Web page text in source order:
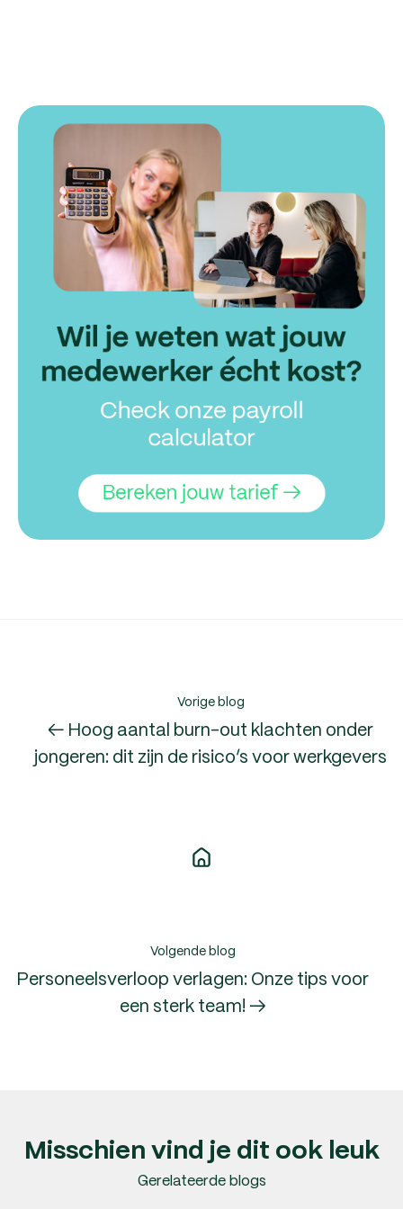
Vorige blog
← Hoog aantal burn-out klachten onder
jongeren: dit zijn de risico’s voor werkgevers
Volgende blog
Personeelsverloop verlagen: Onze tips voor
een sterk team! →
Misschien vind je dit ook leuk
Gerelateerde blogs